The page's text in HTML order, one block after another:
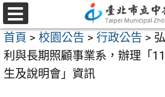
跳
至
主
要
內
選
單
首頁 > 校園公告 > 行政公告 >
利與長期照顧事業系，辦理「
生及說明會」資訊